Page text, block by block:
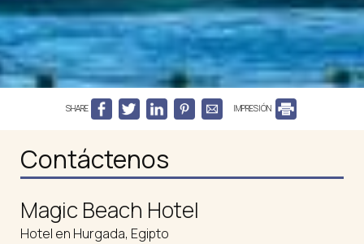
SHARE IMPRESIÓN
Contáctenos
Magic Beach Hotel
Hotel en Hurgada, Egipto